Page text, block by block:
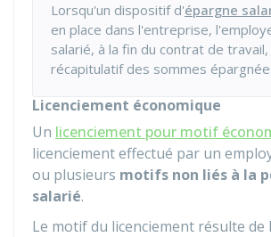
Lorsqu'un dispositif d'épargne
en place dans l'entreprise,
salarié, à la fin du contrat de
récapitulatif des sommes
Licenciement économique
Un licenciement pour motif
licenciement effectué par un
ou plusieurs motifs non liés à la
salarié.
Le motif du licenciement résulte de